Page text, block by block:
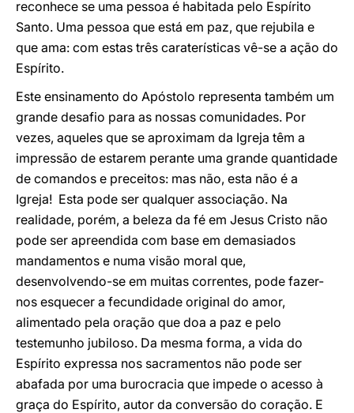
reconhece se uma pessoa é habitada pelo Espírito
Santo. Uma pessoa que está em paz, que rejubila e
que ama: com estas três caraterísticas vê-se a ação do
Espírito.
Este ensinamento do Apóstolo representa também um
grande desafio para as nossas comunidades. Por
vezes, aqueles que se aproximam da Igreja têm a
impressão de estarem perante uma grande quantidade
de comandos e preceitos: mas não, esta não é a
Igreja! Esta pode ser qualquer associação. Na
realidade, porém, a beleza da fé em Jesus Cristo não
pode ser apreendida com base em demasiados
mandamentos e numa visão moral que,
desenvolvendo-se em muitas correntes, pode fazer-
nos esquecer a fecundidade original do amor,
alimentado pela oração que doa a paz e pelo
testemunho jubiloso. Da mesma forma, a vida do
Espírito expressa nos sacramentos não pode ser
abafada por uma burocracia que impede o acesso à
graça do Espírito, autor da conversão do coração. E